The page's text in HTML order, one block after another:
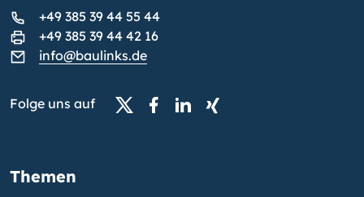
+49 385 39 44 55 44
+49 385 39 44 42 16
info@baulinks.de
Folge uns auf
Themen